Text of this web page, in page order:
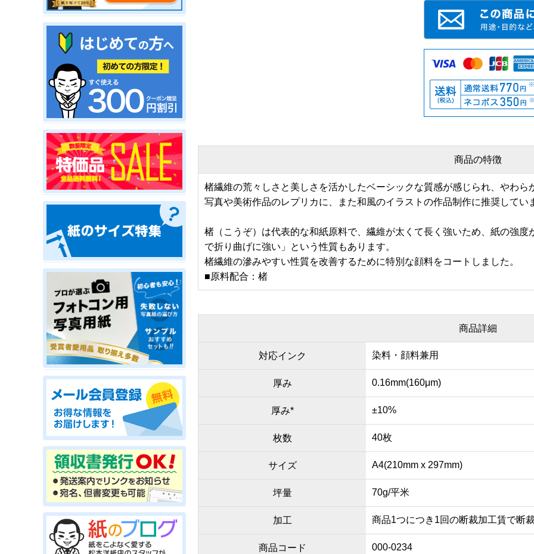
商品の特徴
楮繊維の荒々しさと美しさを活かしたベーシックな質感が感じられ、やわ
写真や美術作品のレプリカに、また和風のイラストの作品制作に推奨してい
楮（こうぞ）は代表的な和紙原料で、繊維が太くて長く強いため、紙の強
で折り曲げに強い」という性質もあります。
楮繊維の滲みやすい性質を改善するために特別な顔料をコートしました。
■原料配合：楮
商品詳細
対応インク 染料・顔料兼用
厚み 0.16mm(160μm)
厚み* ±10%
枚数 40枚
サイズ A4(210mm x 297mm)
坪量 70g/平米
加工 商品1つにつき1回の断裁加工賃で断
商品コード 000-0234